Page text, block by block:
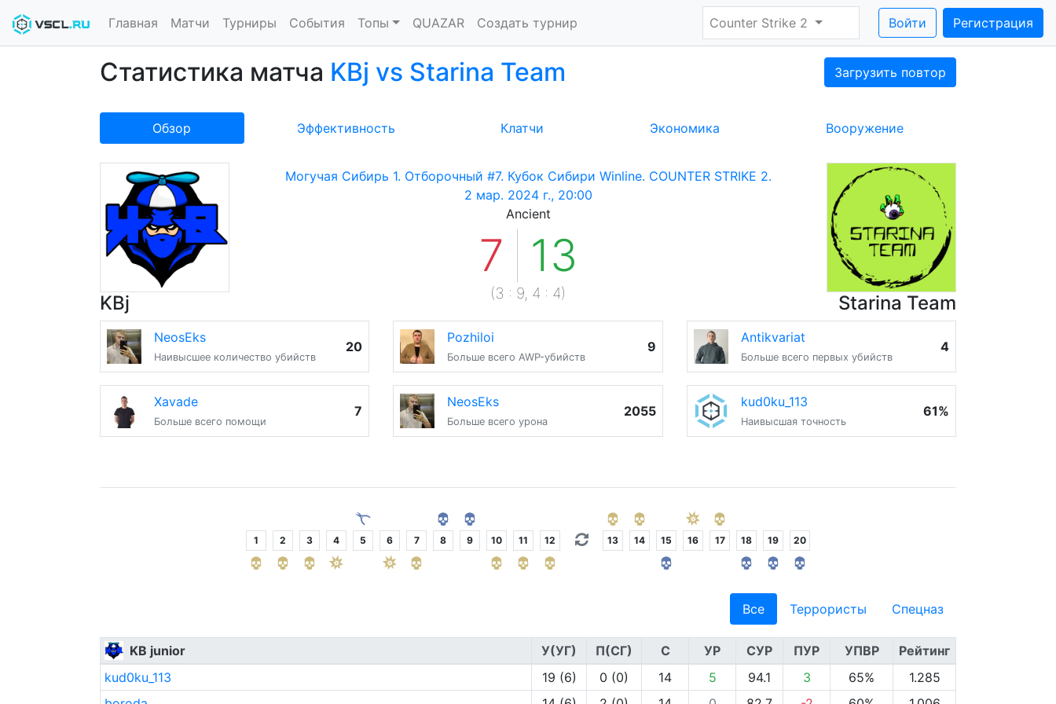
Главная Матчи Турниры События Топы QUAZAR Создать турнир Counter Strike 2 Войти Регистрация
Статистика матча KBj vs Starina Team Загрузить повтор
Обзор Эффективность Клатчи Экономика Вооружение
KBj
Могучая Сибирь 1. Отборочный #7. Кубок Сибири Winline. COUNTER STRIKE 2.
2 мар. 2024 г., 20:00
Ancient
7 13
(3 : 9, 4 : 4) Starina Team
NeosEks
Наивысшее количество убийств
20
Pozhiloi
Больше всего AWP-убийств
9
Antikvariat
Больше всего первых убийств
4
Xavade
Больше всего помощи
7
NeosEks
Больше всего урона
2055
kud0ku_113
Наивысшая точность
61%
1 2 3 4 5 6 7 8 9 10 11 12 13 14 15 16 17 18 19 20
Все Террористы Спецназ
KB junior У(УГ) П(СГ) С УР СУР ПУР УПВР
Рейтинг
kud0ku_113
19 (6) 0 (0) 14 5 94.1 3 65%
1.285